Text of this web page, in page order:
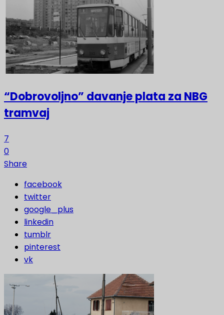
“Dobrovoljno” davanje plata za NBG
tramvaj
7
0
Share
facebook
twitter
google_plus
linkedin
tumblr
pinterest
vk